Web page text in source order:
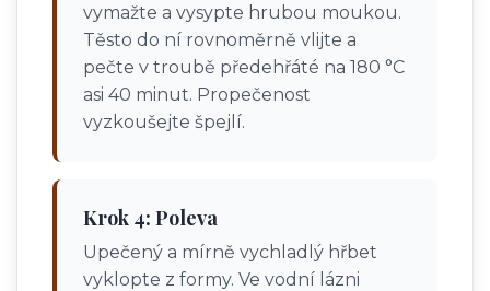
vymažte a vysypte hrubou moukou.
Těsto do ní rovnoměrně vlijte a
pečte v troubě předehřáté na 180 °C
asi 40 minut. Propečenost
vyzkoušejte špejlí.
Krok 4: Poleva
Upečený a mírně vychladlý hřbet
vyklopte z formy. Ve vodní lázni